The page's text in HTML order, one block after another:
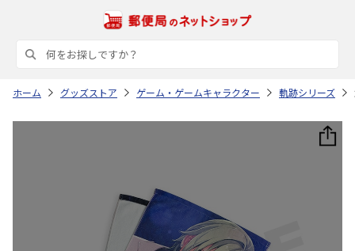
ホーム グッズストア ゲーム・ゲームキャラクター 軌跡シリーズ